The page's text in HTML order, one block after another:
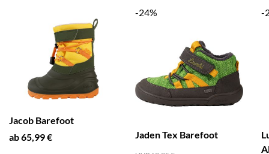
Jacob Barefoot
ab 65,99 €
-24%
Jaden Tex Barefoot
-